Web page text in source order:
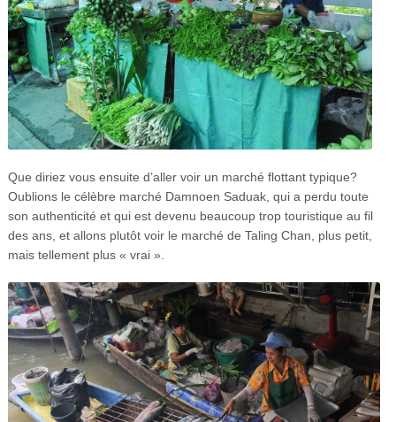
Que diriez vous ensuite d’aller voir un marché flottant typique?
Oublions le célèbre marché Damnoen Saduak, qui a perdu toute
son authenticité et qui est devenu beaucoup trop touristique au fil
des ans, et allons plutôt voir le marché de Taling Chan, plus petit,
mais tellement plus « vrai ».